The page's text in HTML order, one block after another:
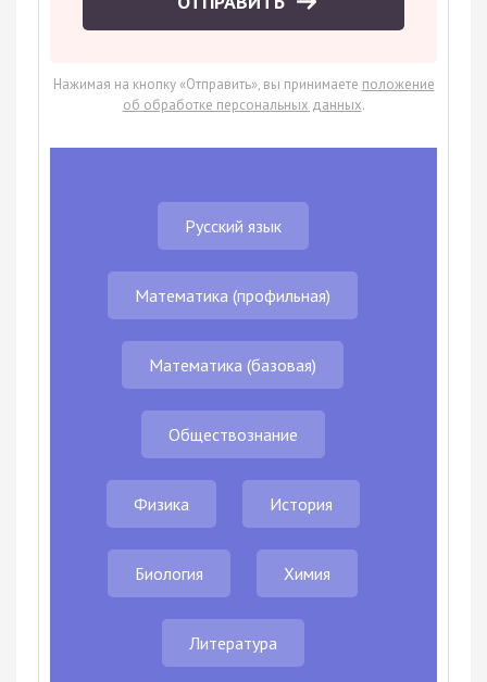
Нажимая на кнопку «Отправить», вы принимаете положение
об обработке персональных данных.
Русский язык
Математика (профильная)
Математика (базовая)
Обществознание
Физика История
Биология Химия
Литература